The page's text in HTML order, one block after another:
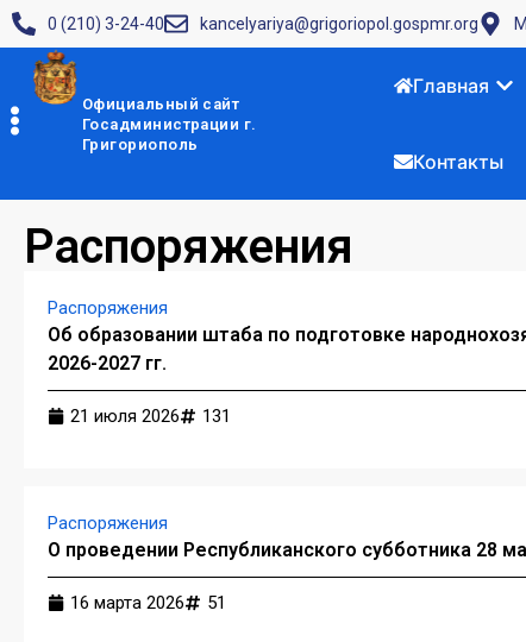
0 (210) 3-24-40 kancelyariya@grigoriopol.gospmr.org
Официальный сайт
Госадминистрации г.
Григориополь
Главная
Контакты
Распоряжения
Распоряжения
Об образовании штаба по подготовке
2026-2027 гг.
21 июля 2026 131
Распоряжения
О проведении Республиканского субботника 28
16 марта 2026 51